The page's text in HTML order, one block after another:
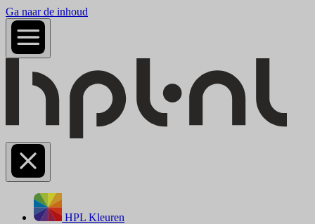
Ga naar de inhoud
HPL Kleuren